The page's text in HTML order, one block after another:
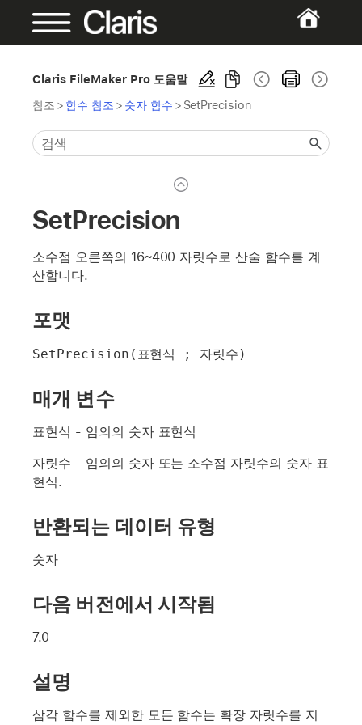
Claris FileMaker Pro 도움말
참조 > 함수 참조 > 숫자 함수 > SetPrecision
SetPrecision
소수점 오른쪽의 16~400 자릿수로 산술 함수를 계
산합니다.
포맷
SetPrecision(표현식 ; 자릿수)
매개 변수
표현식 - 임의의 숫자 표현식
자릿수 - 임의의 숫자 또는 소수점 자릿수의 숫자 표
현식.
반환되는 데이터 유형
숫자
다음 버전에서 시작됨
7.0
설명
삼각 함수를 제외한 모든 함수는 확장 자릿수를 지